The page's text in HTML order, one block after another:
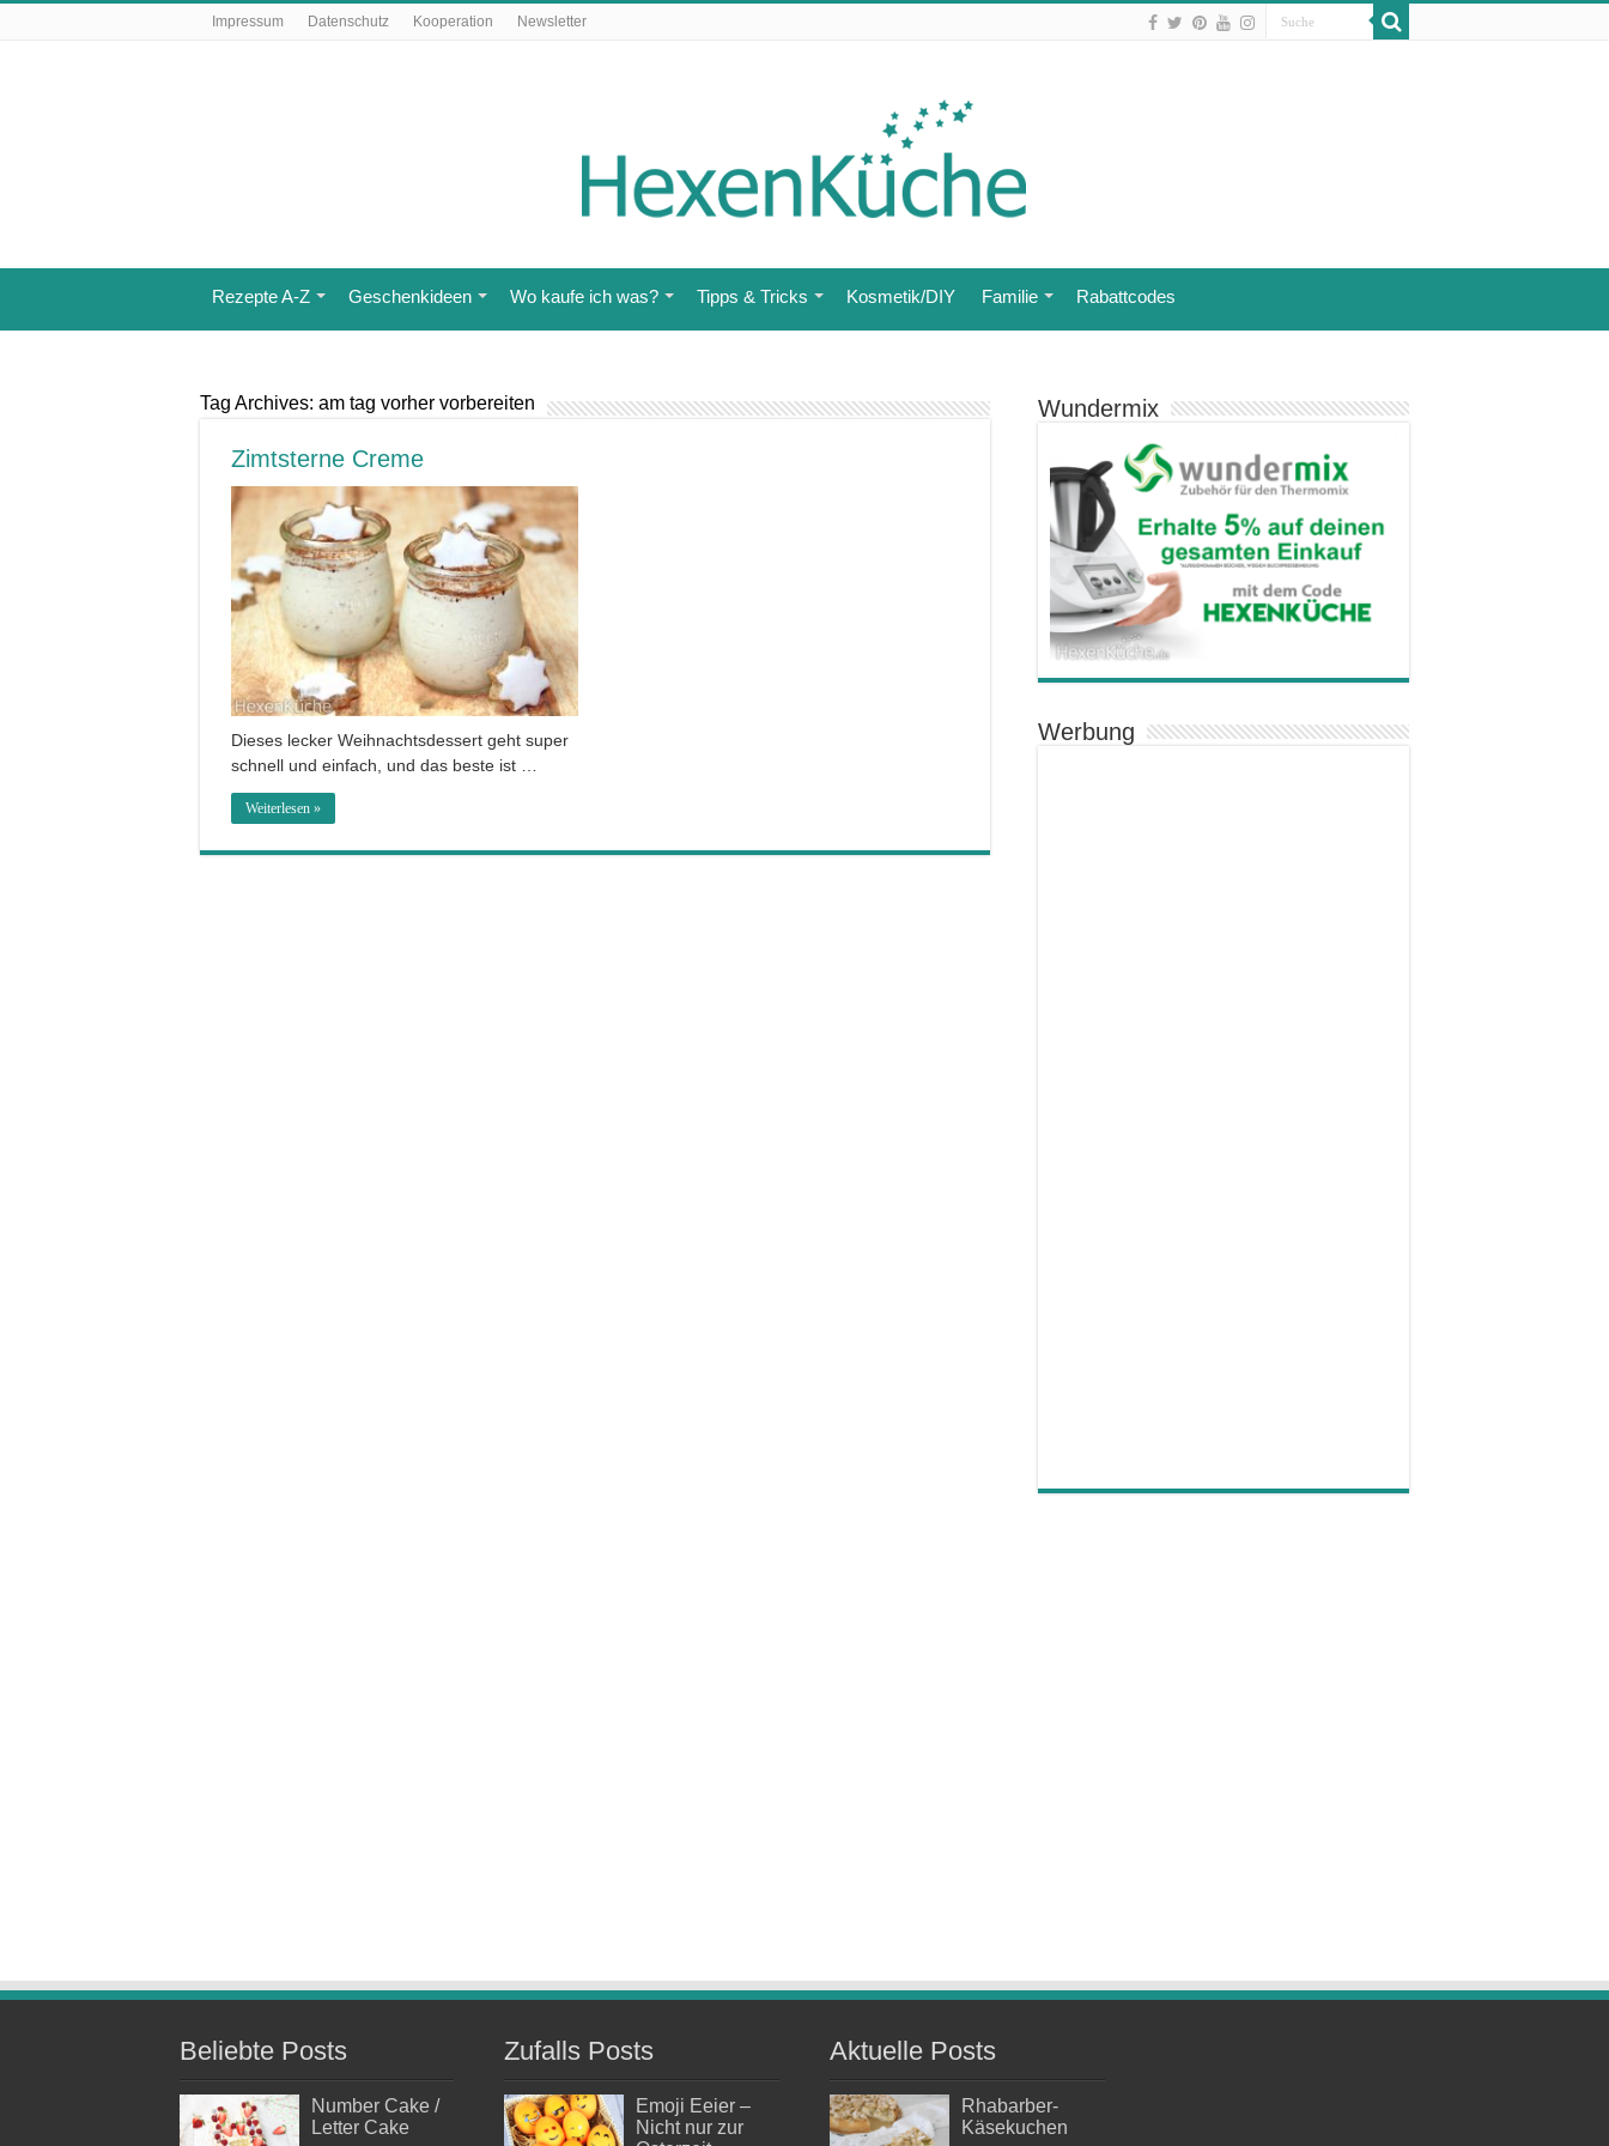
Impressum Datenschutz Kooperation Newsletter
Rezepte A-Z Geschenkideen Wo kaufe ich was? Tipps & Tricks Kosmetik/DIY Familie Rabattcodes
Tag Archives: am tag vorher vorbereiten
Zimtsterne Creme
Dieses lecker Weihnachtsdessert geht super
schnell und einfach, und das beste ist …
Weiterlesen »
Wundermix
Werbung
Beliebte Posts
Number Cake /
Letter Cake
Zufalls Posts
Emoji Eeier –
Nicht nur zur
Aktuelle Posts
Rhabarber-
Käsekuchen